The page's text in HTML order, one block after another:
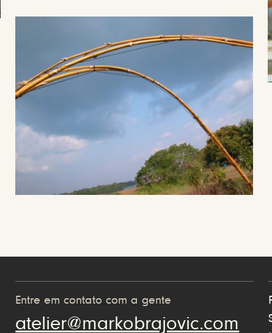
Entre em contato com a gente
atelier@markobrajovic.com